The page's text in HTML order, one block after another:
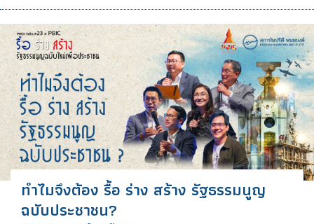
ทำไมจึงต้อง รื้อ ร่าง สร้าง รัฐธรรมนูญ
ฉบับประชาชน?